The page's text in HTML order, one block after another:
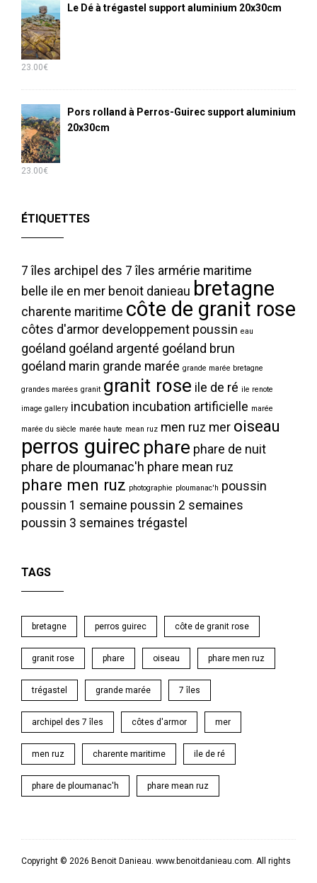
Le Dé à trégastel support aluminium 20x30cm
23.00€
Pors rolland à Perros-Guirec support aluminium
20x30cm
23.00€
ÉTIQUETTES
7 îles archipel des 7 îles armérie maritime
belle ile en mer benoit danieau bretagne
charente maritime côte de granit rose
côtes d'armor developpement poussin eau
goéland goéland argenté goéland brun
goéland marin grande marée grande marée bretagne
grandes marées granit granit rose ile de ré ile renote
image gallery incubation incubation artificielle marée
marée du siècle marée haute mean ruz men ruz mer oiseau
perros guirec phare phare de nuit
phare de ploumanac'h phare mean ruz
phare men ruz photographie ploumanac'h poussin
poussin 1 semaine poussin 2 semaines
poussin 3 semaines trégastel
TAGS
bretagne perros guirec côte de granit rose
granit rose phare oiseau phare men ruz
trégastel grande marée 7 îles
archipel des 7 îles côtes d'armor mer
men ruz charente maritime ile de ré
phare de ploumanac'h phare mean ruz
Copyright © 2026 Benoit Danieau. www.benoitdanieau.com. All rights